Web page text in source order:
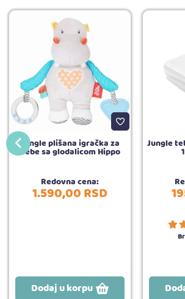
Jungle plišana igračka za
bebe sa glodalicom Hippo
Redovna cena:
1.590,00RSD
Dodaj u korpu
Jungle